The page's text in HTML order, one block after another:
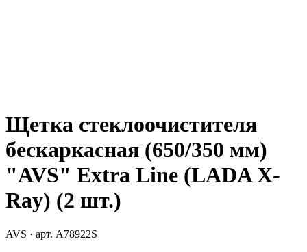
Щетка стеклоочистителя
бескаркасная (650/350 мм)
"AVS" Extra Line (LADA X-
Ray) (2 шт.)
AVS · арт. A78922S